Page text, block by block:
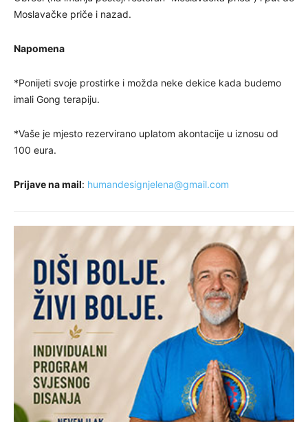
Moslavačke priče i nazad.
Napomena
*Ponijeti svoje prostirke i možda neke dekice kada budemo
imali Gong terapiju.
*Vaše je mjesto rezervirano uplatom akontacije u iznosu od
100 eura.
Prijave na mail: humandesignjelena@gmail.com